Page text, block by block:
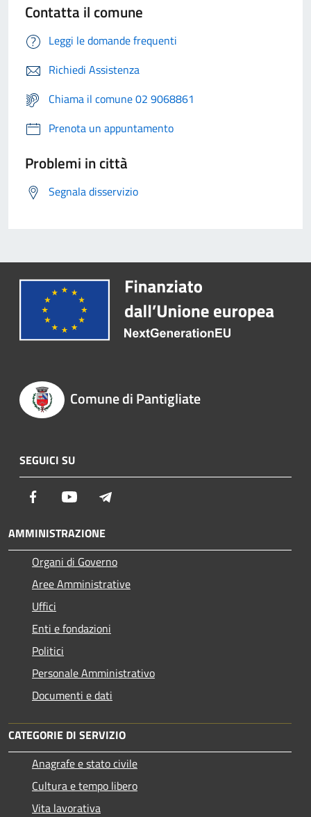
Contatta il comune
Leggi le domande frequenti
Richiedi Assistenza
Chiama il comune 02 9068861
Prenota un appuntamento
Problemi in città
Segnala disservizio
Comune di Pantigliate
SEGUICI SU
Facebook Youtube
AMMINISTRAZIONE
Organi di Governo
Aree Amministrative
Uffici
Enti e fondazioni
Politici
Personale Amministrativo
Documenti e dati
CATEGORIE DI SERVIZIO
Anagrafe e stato civile
Cultura e tempo libero
Vita lavorativa